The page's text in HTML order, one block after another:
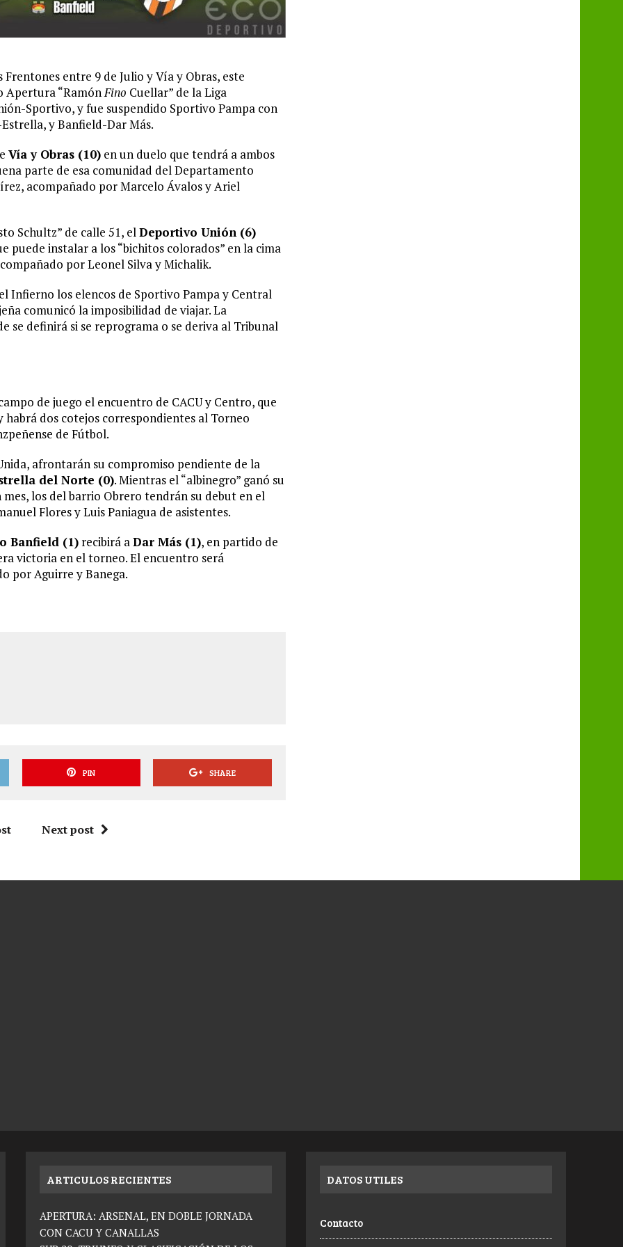
entre 9 de Julio y Vía y Obras, este
Apertura “RamónFino Cuellar” de la Liga
Sportivo, y fue suspendido Sportivo Pampa con
y Banfield-Dar Más.
Vía y Obras (10) en un duelo que tendrá a ambos
parte de esa comunidad del Departamento
acompañado por Marcelo Ávalos y Ariel
Schultz” de calle 51, elDeportivo Unión (6)
puede instalar a los “bichitos colorados” en la cima
por Leonel Silva y Michalik.
Infierno los elencos de Sportivo Pampa y Central
comunicó la imposibilidad de viajar. La
se definirá si se reprograma o se deriva al Tribunal
de juego el encuentro de CACU y Centro, que
dos cotejos correspondientes al Torneo
de Fútbol.
afrontarán su compromiso pendiente de la
del Norte (0). Mientras el “albinegro” ganó su
los del barrio Obrero tendrán su debut en el
Flores y Luis Paniagua de asistentes.
Banfield (1) recibirá aDar Más (1), en partido de
victoria en el torneo. El encuentro será
por Aguirre y Banega.
PIN SHARE
Next post
ARTICULOS RECIENTES
APERTURA: ARSENAL, EN DOBLE JORNADA
CON CACU Y CANALLAS
DATOS UTILES
Contacto